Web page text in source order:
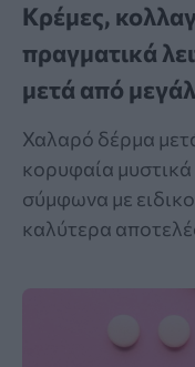
Κρέμες,
πραγματικά
μετά από
Χαλαρό δέρμα
κορυφαία
σύμφωνα με
καλύτερα